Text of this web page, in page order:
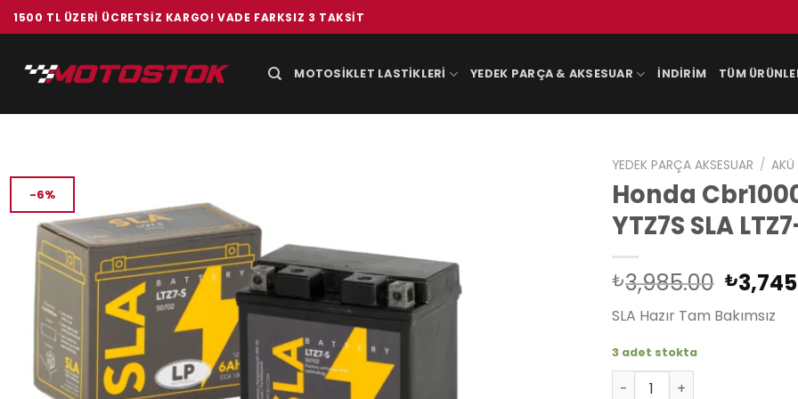
İçeriğe
atla
1500 TL ÜZERI ÜCRETSIZ KARGO! VADE FARKSIZ 3 TAKSIT
MOTOSIKLET LASTIKLERI YEDEK PARÇA & AKSESUAR İNDIRIM TÜM
-6%
YEDEK PARÇA AKSESUAR / AKÜ
Honda
YTZ7S SLA
₺3,985.00
fiyat:
₺
SLA Hazır Tam Bakımsız
3 adet stokta
Honda Cbr1000Rr